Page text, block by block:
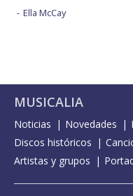
Ella McCay
MUSICALIA
Noticias Novedades
Discos históricos
Artistas y grupos